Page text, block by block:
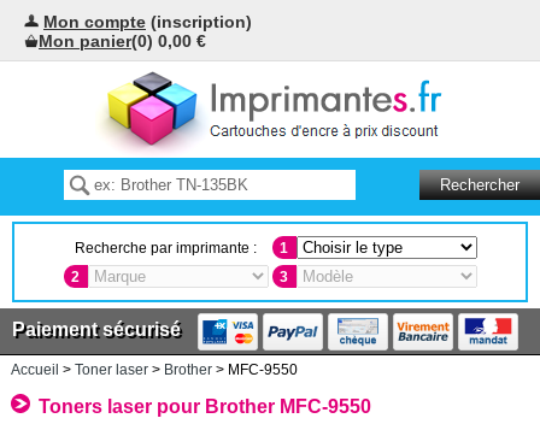
Mon compte (inscription)
Mon panier(0) 0,00 €
Recherche par imprimante :
1
2
3
Paiement sécurisé
Accueil > Toner laser> Brother> MFC-9550
Toners laser pour Brother MFC-9550